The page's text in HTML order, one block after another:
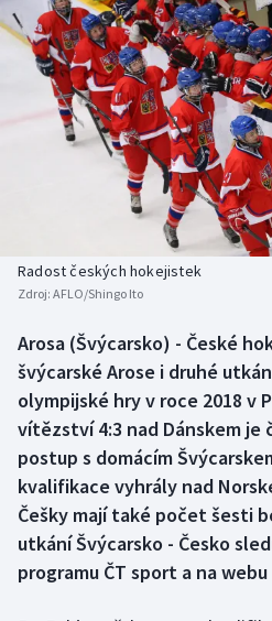
DALŠÍ SPORTY
Americký fotbal
Baseball a softbal
Boby a skeleton
Box
Curling
Florbal
Futsal
NEPŘEHLÉDNĚTE
Soutěže
Historické návraty
Aplikace ČT sport
AZ kvíz
Radost českých hokejistek
Zdroj: AFLO/Shingo Ito
Arosa (Švýcarsko) - České
švýcarské Arose i druhé
olympijské hry v roce 2018 v
vítězství 4:3 nad Dánskem je
postup s domácím
kvalifikace vyhrály nad
Češky mají také počet šesti
utkání Švýcarsko - Česko
programu ČT sport a na